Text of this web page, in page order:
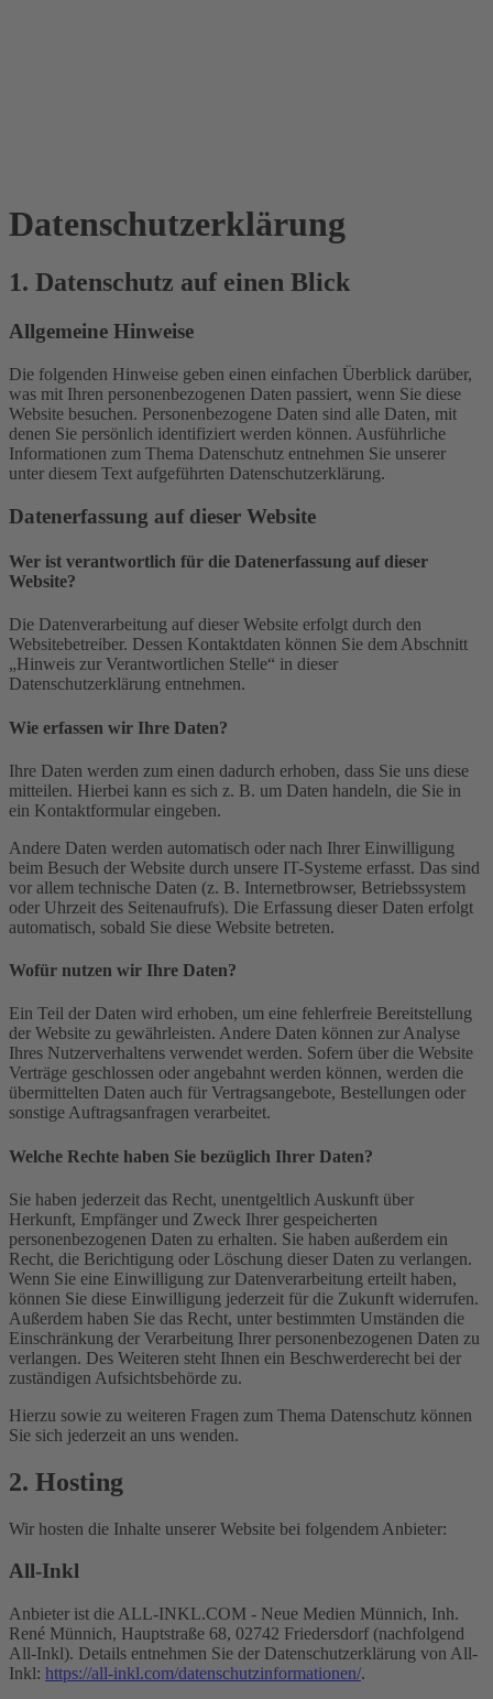
Datenschutz­erklärung
1. Datenschutz auf einen Blick
Allgemeine Hinweise
Die folgenden Hinweise geben einen einfachen Überblick darüber,
was mit Ihren personenbezogenen Daten passiert, wenn Sie diese
Website besuchen. Personenbezogene Daten sind alle Daten, mit
denen Sie persönlich identifiziert werden können. Ausführliche
Informationen zum Thema Datenschutz entnehmen Sie unserer
unter diesem Text aufgeführten Datenschutzerklärung.
Datenerfassung auf dieser Website
Wer ist verantwortlich für die Datenerfassung auf dieser
Website?
Die Datenverarbeitung auf dieser Website erfolgt durch den
Websitebetreiber. Dessen Kontaktdaten können Sie dem Abschnitt
„Hinweis zur Verantwortlichen Stelle“ in dieser
Datenschutzerklärung entnehmen.
Wie erfassen wir Ihre Daten?
Ihre Daten werden zum einen dadurch erhoben, dass Sie uns diese
mitteilen. Hierbei kann es sich z. B. um Daten handeln, die Sie in
ein Kontaktformular eingeben.
Andere Daten werden automatisch oder nach Ihrer Einwilligung
beim Besuch der Website durch unsere IT-Systeme erfasst. Das sind
vor allem technische Daten (z. B. Internetbrowser, Betriebssystem
oder Uhrzeit des Seitenaufrufs). Die Erfassung dieser Daten erfolgt
automatisch, sobald Sie diese Website betreten.
Wofür nutzen wir Ihre Daten?
Ein Teil der Daten wird erhoben, um eine fehlerfreie Bereitstellung
der Website zu gewährleisten. Andere Daten können zur Analyse
Ihres Nutzerverhaltens verwendet werden. Sofern über die Website
Verträge geschlossen oder angebahnt werden können, werden die
übermittelten Daten auch für Vertragsangebote, Bestellungen oder
sonstige Auftragsanfragen verarbeitet.
Welche Rechte haben Sie bezüglich Ihrer Daten?
Sie haben jederzeit das Recht, unentgeltlich Auskunft über
Herkunft, Empfänger und Zweck Ihrer gespeicherten
personenbezogenen Daten zu erhalten. Sie haben außerdem ein
Recht, die Berichtigung oder Löschung dieser Daten zu verlangen.
Wenn Sie eine Einwilligung zur Datenverarbeitung erteilt haben,
können Sie diese Einwilligung jederzeit für die Zukunft widerrufen.
Außerdem haben Sie das Recht, unter bestimmten Umständen die
Einschränkung der Verarbeitung Ihrer personenbezogenen Daten zu
verlangen. Des Weiteren steht Ihnen ein Beschwerderecht bei der
zuständigen Aufsichtsbehörde zu.
Hierzu sowie zu weiteren Fragen zum Thema Datenschutz können
Sie sich jederzeit an uns wenden.
2. Hosting
Wir hosten die Inhalte unserer Website bei folgendem Anbieter:
All-Inkl
Anbieter ist die ALL-INKL.COM - Neue Medien Münnich, Inh.
René Münnich, Hauptstraße 68, 02742 Friedersdorf (nachfolgend
All-Inkl). Details entnehmen Sie der Datenschutzerklärung von All-
Inkl: https://all-inkl.com/datenschutzinformationen/.